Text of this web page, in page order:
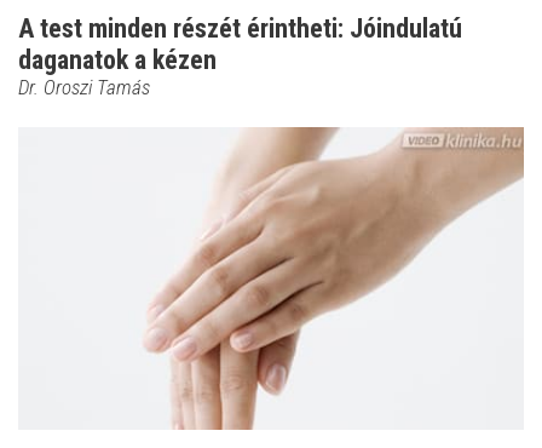
A test minden részét érintheti: Jóindulatú
daganatok a kézen
Dr. Oroszi Tamás